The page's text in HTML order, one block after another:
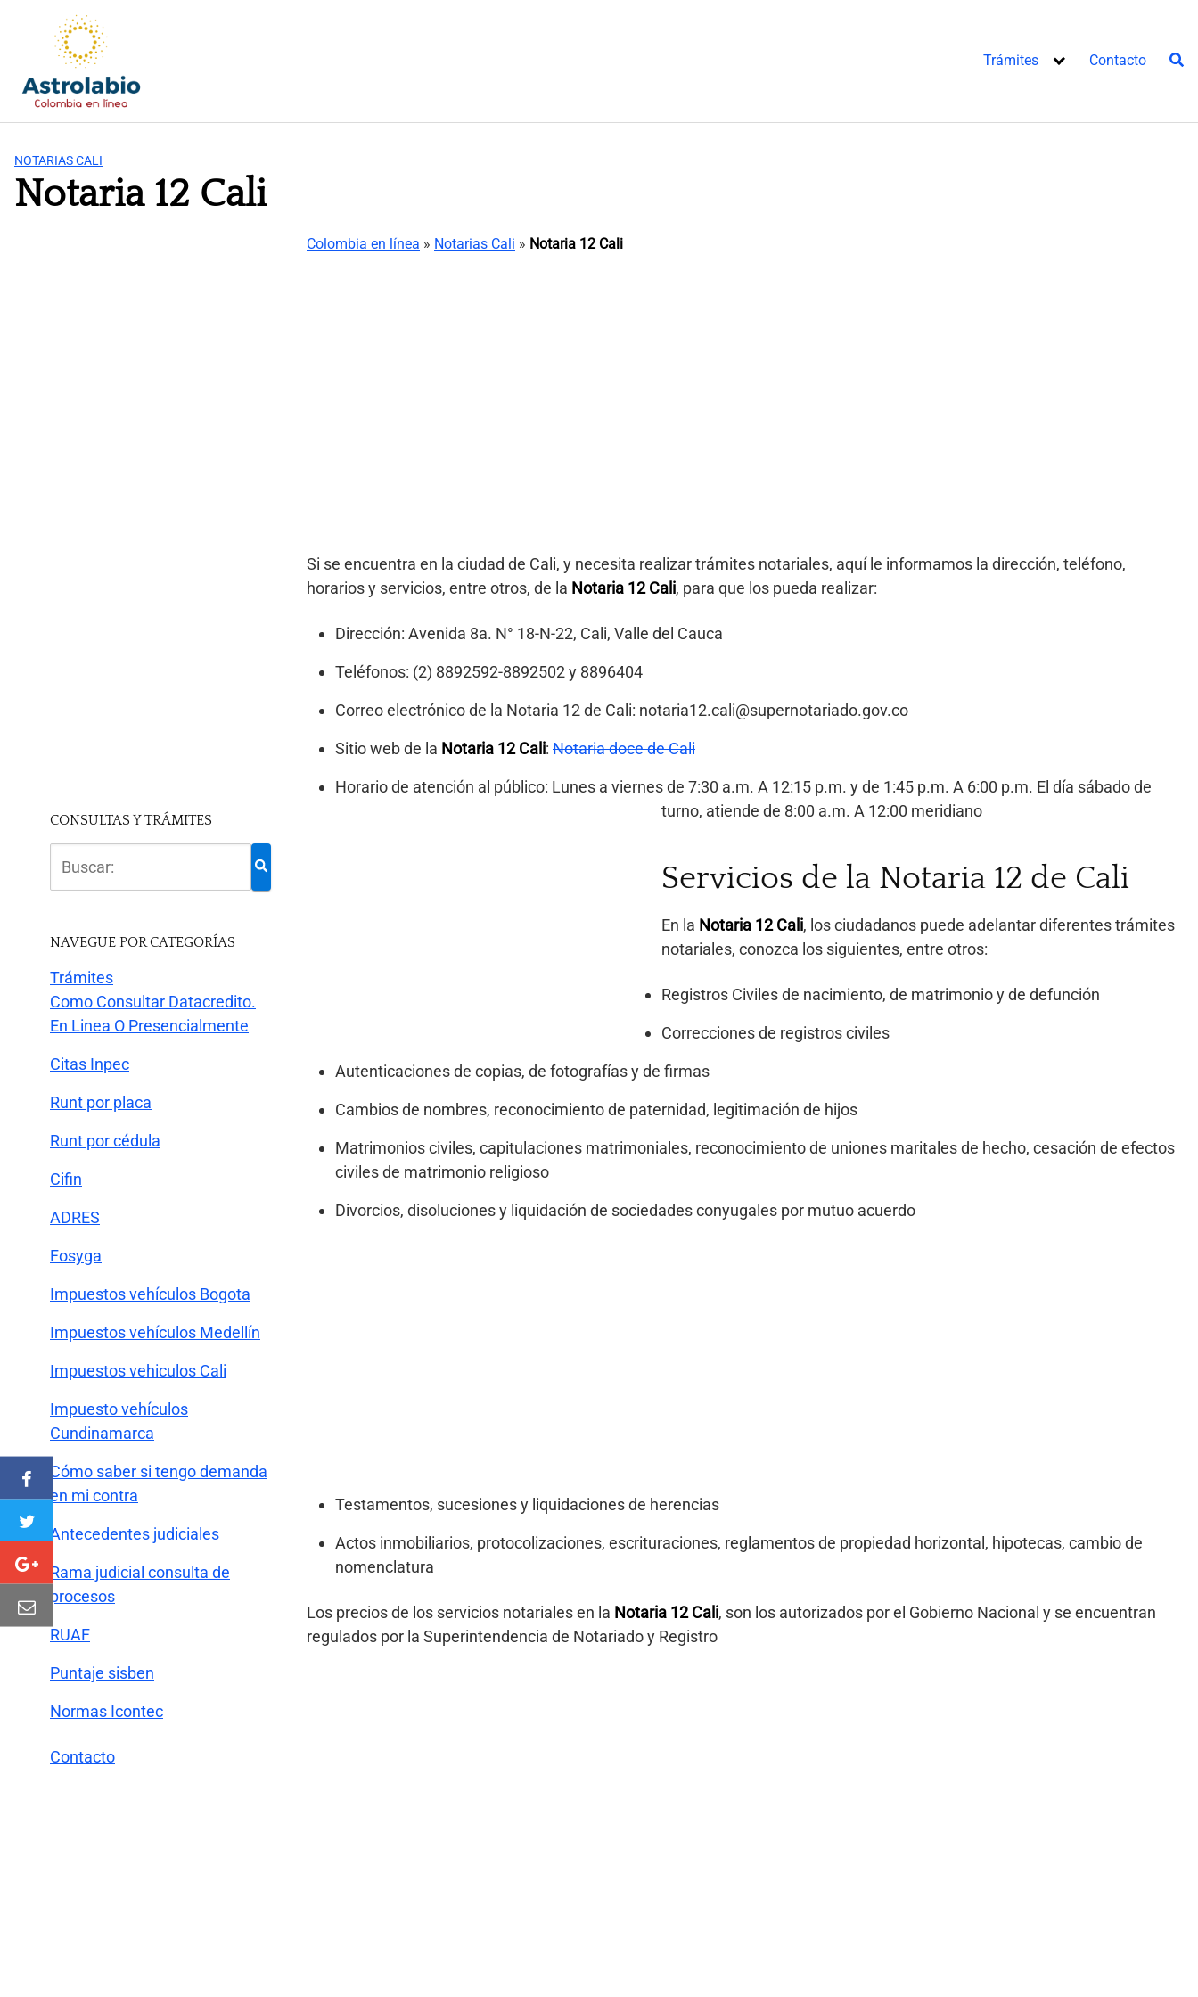
contenido
Trámites Contacto
NOTARIAS CALI
Notaria 12 Cali
Colombia en línea » Notarias Cali » Notaria 12 Cali
Si se encuentra en la ciudad de Cali, y necesita realizar trámites notariales, aquí le informamos la dirección, teléfono,
horarios y servicios, entre otros, de la Notaria 12 Cali, para que los pueda realizar:
Dirección: Avenida 8a. N° 18-N-22, Cali, Valle del Cauca
Teléfonos: (2) 8892592-8892502 y 8896404
Correo electrónico de la Notaria 12 de Cali: notaria12.cali@supernotariado.gov.co
Sitio web de la Notaria 12 Cali: Notaria doce de Cali
Horario de atención al público: Lunes a viernes de 7:30 a.m. A 12:15 p.m. y de 1:45 p.m. A 6:00 p.m. El día sábado de
turno, atiende de 8:00 a.m. A 12:00 meridiano
Servicios de la Notaria 12 de Cali
En la Notaria 12 Cali, los ciudadanos puede adelantar diferentes trámites
notariales, conozca los siguientes, entre otros:
Registros Civiles de nacimiento, de matrimonio y de defunción
Correcciones de registros civiles
Autenticaciones de copias, de fotografías y de firmas
Cambios de nombres, reconocimiento de paternidad, legitimación de hijos
Matrimonios civiles, capitulaciones matrimoniales, reconocimiento de uniones maritales de hecho, cesación de efectos
civiles de matrimonio religioso
Divorcios, disoluciones y liquidación de sociedades conyugales por mutuo acuerdo
Testamentos, sucesiones y liquidaciones de herencias
Actos inmobiliarios, protocolizaciones, escrituraciones, reglamentos de propiedad horizontal, hipotecas, cambio de
nomenclatura
Los precios de los servicios notariales en la Notaria 12 Cali, son los autorizados por el Gobierno Nacional y se encuentran
regulados por la Superintendencia de Notariado y Registro
CONSULTAS Y TRÁMITES
NAVEGUE POR CATEGORÍAS
Trámites
Como Consultar Datacredito.
En Linea O Presencialmente
Citas Inpec
Runt por placa
Runt por cédula
Cifin
ADRES
Fosyga
Impuestos vehículos Bogota
Impuestos vehículos Medellín
Impuestos vehiculos Cali
Impuesto vehículos
Cundinamarca
Cómo saber si tengo demanda
en mi contra
Antecedentes judiciales
Rama judicial consulta de
procesos
RUAF
Puntaje sisben
Normas Icontec
Contacto